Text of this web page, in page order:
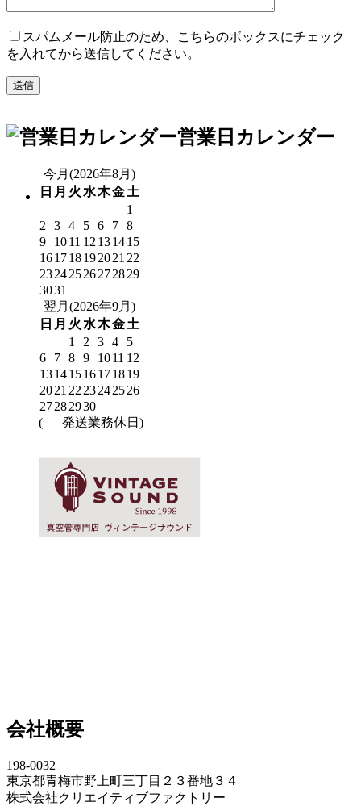
スパムメール防止のため、こちらのボックスにチェック
を入れてから送信してください。
営業日カレンダー
今月(2026年8月)
日 月 火 水木金土
1
2
3 4 5 6 7 8
9
1011 12 131415
161718192021 22
23242526272829
3031
翌月(2026年9月)
日 月 火 水木金土
1
2 3 4
5
6
7 8 9 1011 12
13141516171819
2021 22 23242526
27282930
(
発送業務休日)
会社概要
198-0032
東京都青梅市野上町三丁目２３番地３４
株式会社クリエイティブファクトリー